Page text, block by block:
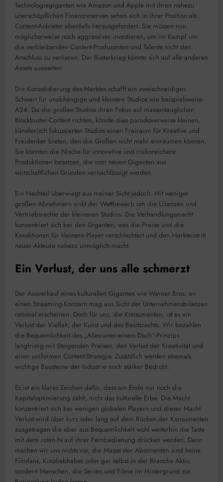
Technologiegiganten wie Amazon und Apple mit ihren nahezu
unerschöpflichen Finanzreserven sehen sich in ihrer Position als
Content-Anbieter ebenfalls herausgefordert. Sie müssen nun
möglicherweise noch aggressiver investieren, um im Kampf um
die verbleibenden Content-Produzenten und Talente nicht den
Anschluss zu verlieren. Der Bieterkrieg könnte sich auf alle anderen
Assets ausweiten.
Die Konsolidierung des Marktes schafft ein zweischneidiges
Schwert für unabhängige und kleinere Studios wie beispielsweise
A24. Da die großen Studios ihren Fokus auf massentauglichen
Blockbuster-Content richten, könnte dies paradoxerweise kleinen,
künstlerisch fokussierten Studios einen Freiraum für Kreative und
Freidenker bieten, den die Großen nicht mehr einräumen können.
Sie könnten die Nische für innovative und risikoreichere
Produktionen besetzen, die vom neuen Giganten aus
wirtschaftlichen Gründen vernachlässigt werden.
Ein Nachteil überwiegt aus meiner Sicht jedoch. Mit weniger
großen Abnehmern sinkt der Wettbewerb um die Lizenzen und
Vertriebsrechte der kleineren Studios. Die Verhandlungsmacht
konzentriert sich bei den Giganten, was die Preise und die
Konditionen für kleinere Player verschlechtert und den Markteintritt
neuer Akteure nahezu unmöglich macht.
Ein Verlust, der uns alle schmerzt
Der Ausverkauf eines kulturellen Giganten wie Warner Bros. an
einen Streaming-Konzern mag aus Sicht der Unternehmensbilanzen
rational erscheinen. Doch für uns, die Konsumenten, ist es ein
Verlust der Vielfalt, der Kunst und des Besitzrechts. Wir bezahlen
die Bequemlichkeit des „Alles-unter-einem-Dach“-Prinzips
langfristig mit Steigenden Preisen, den Verlust der Kreativität und
einer uniformen Content-Strategie. Zusätzlich werden ehemals
wichtige Bausteine der Industrie noch stärker Bedroht.
Es ist ein klares Zeichen dafür, dass am Ende nur noch die
Kapitaloptimierung zählt, nicht das kulturelle Erbe. Die Macht
konzentriert sich bei wenigen globalen Playern und dieser Macht
Verlust wird über kurz oder lang auf dem Rücken der Konsumenten
ausgetragen die aber aus Bequemlichkeit wohl weiterhin die Taste
mit dem roten N auf ihrer Fernbedienung drücken werden. Denn
machen wir uns nichts vor, die Masse der Abonnenten sind keine
Filmfans, Kinoliebhaber oder gar selbst in der Branche Aktiv,
sondern Menschen, die Serien und Filme im Hintergrund zur